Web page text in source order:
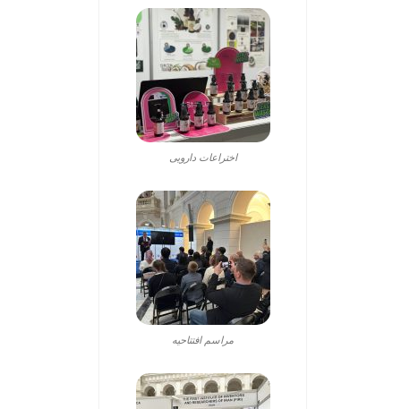
اختراعات دارویی
مراسم افتتاحیه